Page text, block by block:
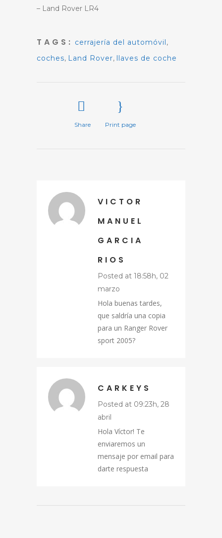
– Land Rover LR4
TAGS: cerrajería del automóvil,
coches, Land Rover, llaves de coche
Share Print page
VICTOR
MANUEL
GARCIA
RIOS
Posted at 18:58h, 02
marzo
Hola buenas tardes,
que saldría una copia
para un Ranger Rover
sport 2005?
CARKEYS
Posted at 09:23h, 28
abril
Hola Víctor! Te
enviaremos un
mensaje por email para
darte respuesta